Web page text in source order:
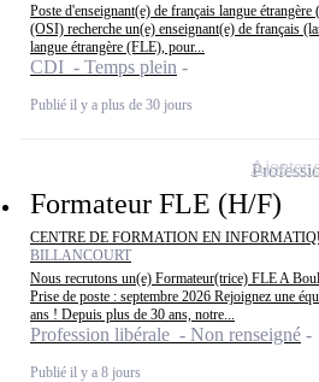
Poste d'enseignant(e) de français langue
(OSI) recherche un(e) enseignant(e) de français
langue étrangère (FLE), pour...
CDI - Temps plein
Publié il y a plus de 30 jours
Formateur FLE (H/F)
CENTRE DE FORMATION EN
BILLANCOURT
Nous recrutons un(e) Formateur(trice) FLE A
Prise de poste : septembre 2026 Rejoignez une
ans ! Depuis plus de 30 ans, notre...
Profession libérale - Non renseigné
Publié il y a 8 jours
Ajouter